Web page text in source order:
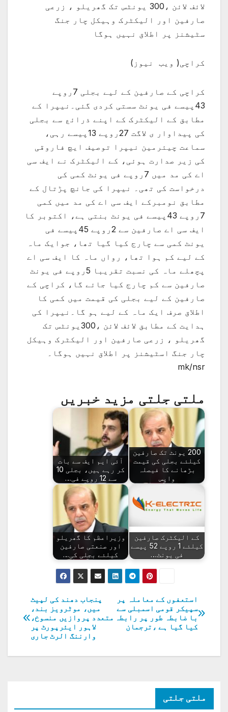
لائف لائن ،300 یونٹس تک گھریلو ، زرعی
صارفین اور الیکٹرک وہیکل چار جنگ
سٹیشنز پر اطلاق نہیں ہوگا
کراچی( ویب نیوز)
کراچی کے صارفین کے لیے بجلی 7روپے
43پیسے فی یونٹ سستی کردی گئی۔نیپرا کے
مطابق کے الیکٹرک کے اپنے ذرائع سے بجلی
کی پیداوار ی لاگت 27روپے 13پیسے رہی،
سماعت چیئرمین نیپرا توصیف ایچ فاروقی
کی زیر صدارت ہوئی، کے الیکٹرک نے ایف سی
اے کی مد میں 7روپے فی یونٹ کمی کی
درخواست کی تھی۔ نیپرا کی جانچ پڑتال کے
مطابق نومبرکے ایف سی اے کی مد میں کمی
7روپے 43پیسے فی یونٹ بنتی ہے، اکتوبر کا
ایف سی اے صارفین سے 2روپے 45پیسے فی
یونٹ کمی سے چارج کیا گیا تھا، جوایک ماہ
کے لیے کم ہوا تھا، رواں ماہ کا ایف سی اے
پچھلے ماہ کی نسبت تقریبا 5روپے فی یونٹ
صارفین سے کم چارج کیا جائے گا، کراچی کے
صارفین کے لیے بجلی کی قیمت میں کمی کا
اطلاق صرف ایک ماہ کے لیے ہو گا۔نیپرا کی
ہدایت کے مطابق لائف لائن ،300یونٹس تک
گھریلو ، زرعی صارفین اور الیکٹرک وہیکل
چار جنگ اسٹیشنز پر اطلاق نہیں ہوگا۔
mk/nsr
ملتی جلتی مزید خبریں
200 یونٹ تک صارفین
کیلئے بجلی کی قیمت
بڑھانے کا فیصلہ
واپس
آئی ایم ایف سے بات
کر رہے ہیں، بجلی 10
سے 12 روپے فی…
کے الیکٹرک صارفین
کیلئے 1 روپے 52 پیسے
فی یونٹ…
وزیراعظم کا گھریلو
اور صنعتی صارفین
کیلئے بجلی کی…
پوسٹوں
کی
پنجاب دھند کی لپیٹ
میں، موٹرویز بند،
متعدد پروازیں منسوخ،
لاہور ایئرپورٹ پر
وارننگ الرٹ جاری
استعفوں کے معاملہ پر
سپیکر قومی اسمبلی سے
با ضابطہ طور پر رابطہ
کیا گیا ہے ،ترجمان
ملتی جلتی